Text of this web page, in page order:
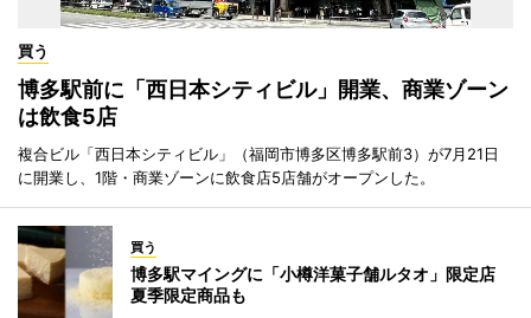
買う
博多駅前に「西日本シティビル」開業、商業ゾーン
は飲食5店
複合ビル「西日本シティビル」（福岡市博多区博多駅前3）が7月21日
に開業し、1階・商業ゾーンに飲食店5店舗がオープンした。
買う
博多駅マイングに「小樽洋菓子舗ルタオ」限定店
夏季限定商品も